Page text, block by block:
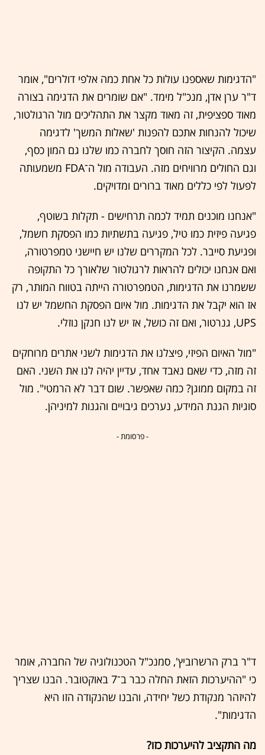
"הדגימות שאספנו עולות כל אחת כמה אלפי דולרים", אומר
ד"ר ערן אדן, מנכ"ל מימד. "אם שומרים את הדגימה בצורה
מאוד ספציפית, זה מאוד מקצר את התהליכים מול הרגולטור,
שיכול להנחות אתכם להפנות 'שאלות המשך' לדגימה
עצמה. הקיצור הזה חוסך לחברה כמו שלנו גם המון כסף,
וגם החולים מרוויחים מזה. העבודה מול ה־FDA משמעותה
לפעול לפי כללים מאוד ברורים ומדויקים.
"אנחנו מוכנים תמיד לכמה תרחישים - תקלות בשוטף,
פגיעה פיזית כמו טיל, פגיעה בתשתיות כמו הפסקת חשמל,
ופגיעת סייבר. לכל המקררים שלנו יש חיישני טמפרטורה,
ואם אנחנו יכולים להראות לרגולטור שלאורך כל התקופה
ששמרנו את הדגימות, הטמפרטורה הייתה בטווח המותר, רק
אז הוא יקבל את הדגימות. מול איום הפסקת החשמל יש לנו
UPS, גנרטור, ואם זה כושל, אז יש לנו חנקן נוזלי.
"מול האיום הפיזי, פיצלנו את הדגימות לשני אתרים מרוחקים
זה מזה, כדי שאם נאבד אחד, עדיין יהיה לנו את השני. האם
זה במקום ממוגן? כמה שאפשר. שום דבר לא הרמטי". מול
סוגיות הגנת המידע, נערכים גיבויים והגנות למיניהן.
- פרסומת -
ד"ר ברק הרשרוביץ', סמנכ"ל הטכנולוגיה של החברה, אומר
כי "ההיערכות הזאת החלה כבר ב־7 באוקטובר. הבנו שצריך
להיזהר מנקודת כשל יחידה, והבנו שהנקודה הזו היא
הדגימות".
מה התקציב להיערכות כזו?